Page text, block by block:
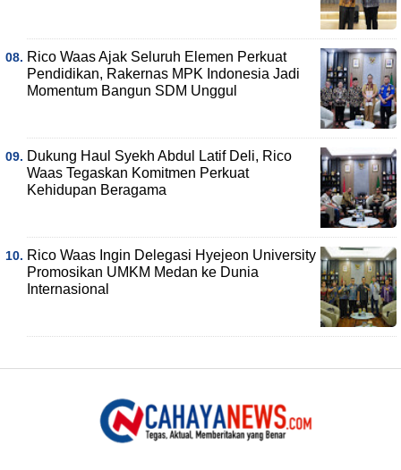
Rico Waas Ajak Seluruh Elemen Perkuat
Pendidikan, Rakernas MPK Indonesia Jadi
Momentum Bangun SDM Unggul
Dukung Haul Syekh Abdul Latif Deli, Rico
Waas Tegaskan Komitmen Perkuat
Kehidupan Beragama
Rico Waas Ingin Delegasi Hyejeon University
Promosikan UMKM Medan ke Dunia
Internasional